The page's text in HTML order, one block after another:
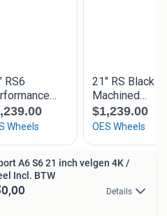
A6 S6 21 inch velgen 4K /
Incl. BTW
Details